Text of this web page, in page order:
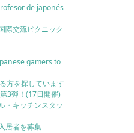
de japonés
際交流ピクニック
gamers to
方を探しています
3弾！(17日開催)
・キッチンスタッ
居者を募集